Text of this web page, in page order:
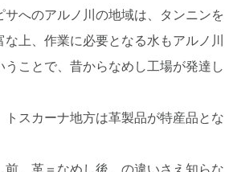
サへのアルノ川の地域は、タンニンを
上、作業に必要となる水もアルノ川
うことで、昔からなめし工場が発達し
トスカーナ地方は革製品が特産品とな